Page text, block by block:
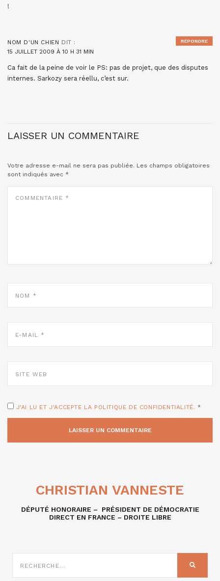
!
NOM D'UN CHIEN DIT :
15 JUILLET 2009 À 10 H 31 MIN
Ca fait de la peine de voir le PS: pas de projet, que des disputes
internes. Sarkozy sera réellu, c’est sur.
RÉPONDRE
LAISSER UN COMMENTAIRE
Votre adresse e-mail ne sera pas publiée. Les champs obligatoires
sont indiqués avec *
MAIL
WEB
J'AI LU ET J'ACCEPTE LA POLITIQUE DE CONFIDENTIALITÉ. *
CHRISTIAN VANNESTE
DÉPUTÉ HONORAIRE – PRÉSIDENT DE DÉMOCRATIE
DIRECT EN FRANCE – DROITE LIBRE
SUR